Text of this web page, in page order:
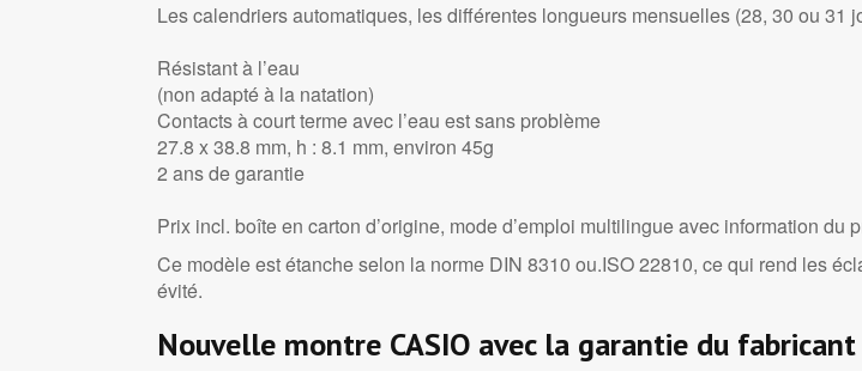
Les calendriers automatiques, les différentes longueurs mensuelles (28, 30 ou 31
Résistant à l’eau
(non adapté à la natation)
Contacts à court terme avec l’eau est sans problème
27.8 x 38.8 mm, h : 8.1 mm, environ 45g
2 ans de garantie
Prix incl. boîte en carton d’origine, mode d’emploi multilingue avec information du
Ce modèle est étanche selon la norme DIN 8310 ou.ISO 22810, ce qui rend les
évité.
Nouvelle montre CASIO avec la garantie du fabricant